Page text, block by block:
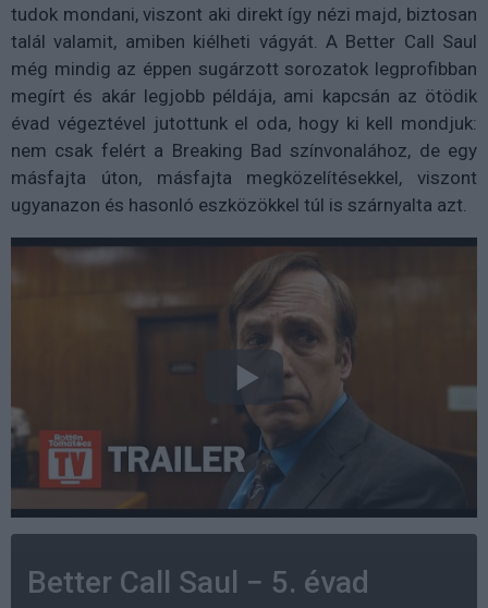
tudok mondani, viszont aki direkt így nézi majd, biztosan
talál valamit, amiben kiélheti vágyát. A Better Call Saul
még mindig az éppen sugárzott sorozatok legprofibban
megírt és akár legjobb példája, ami kapcsán az ötödik
évad végeztével jutottunk el oda, hogy ki kell mondjuk:
nem csak felért a Breaking Bad színvonalához, de egy
másfajta úton, másfajta megközelítésekkel, viszont
ugyanazon és hasonló eszközökkel túl is szárnyalta azt.
Better Call Saul − 5. évad